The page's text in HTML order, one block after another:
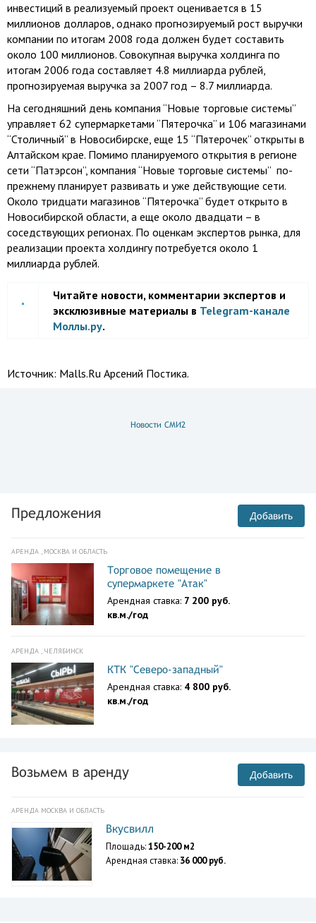
инвестиций в реализуемый проект оценивается в 15
миллионов долларов, однако прогнозируемый рост выручки
компании по итогам 2008 года должен будет составить
около 100 миллионов. Совокупная выручка холдинга по
итогам 2006 года составляет 4.8 миллиарда рублей,
прогнозируемая выручка за 2007 год – 8.7 миллиарда.
На сегодняшний день компания “Новые торговые системы”
управляет 62 супермаркетами “Пятерочка” и 106 магазинами
“Столичный” в Новосибирске, еще 15 “Пятерочек” открыты в
Алтайском крае. Помимо планируемого открытия в регионе
сети “Патэрсон”, компания “Новые торговые системы” по-
прежнему планирует развивать и уже действующие сети.
Около тридцати магазинов “Пятерочка” будет открыто в
Новосибирской области, а еще около двадцати – в
соседствующих регионах. По оценкам экспертов рынка, для
реализации проекта холдингу потребуется около 1
миллиарда рублей.
Читайте новости, комментарии экспертов и
эксклюзивные материалы в Telegram-канале
Моллы.ру.
Источник: Malls.Ru Арсений Постика.
Новости СМИ2
Предложения Добавить
АРЕНДА , МОСКВА И ОБЛАСТЬ
Торговое помещение в
супермаркете "Атак"
Арендная ставка: 7 200 руб.
кв.м./год
АРЕНДА , ЧЕЛЯБИНСК
КТК "Северо-западный"
Арендная ставка: 4 800 руб.
кв.м./год
Возьмем в аренду Добавить
АРЕНДА МОСКВА И ОБЛАСТЬ
Вкусвилл
Площадь:150-200 м2
Арендная ставка: 36 000 руб.